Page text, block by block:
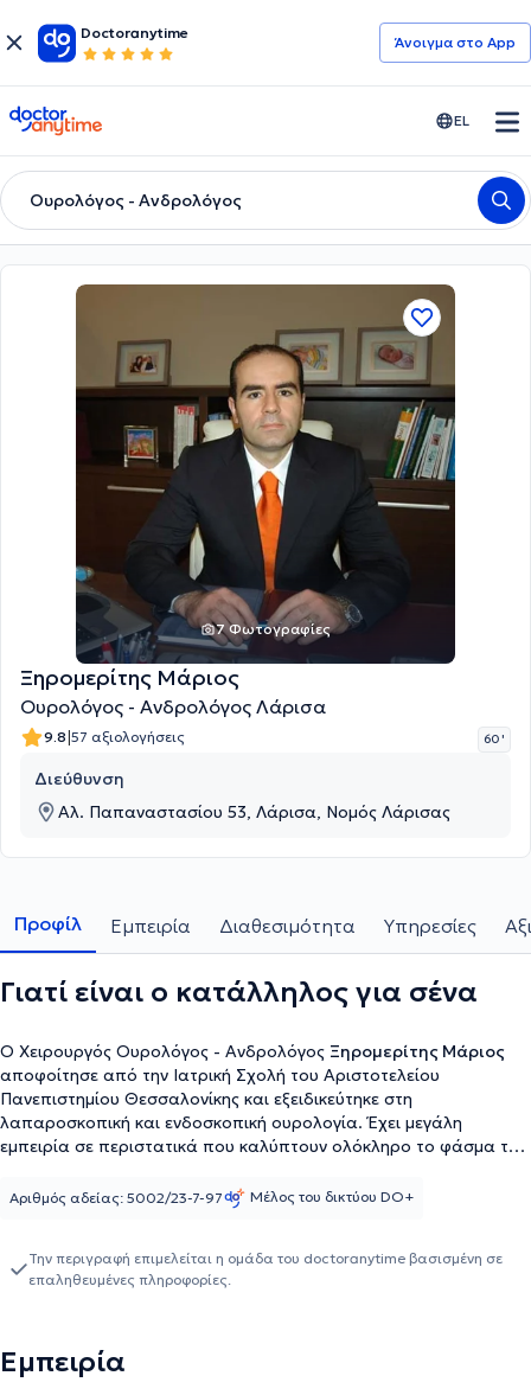
Doctoranytime
Άνοιγμα στο App
doctoranytime EL
Ουρολόγος - Ανδρολόγος
7 Φωτογραφίες
Ξηρομερίτης Μάριος
Ουρολόγος - Ανδρολόγος Λάρισα
9.8|57 αξιολογήσεις 60 '
Διεύθυνση
Αλ. Παπαναστασίου 53, Λάρισα, Νομός Λάρισας
Προφίλ Εμπειρία Διαθεσιμότητα Υπηρεσίες
Γιατί είναι ο κατάλληλος για σένα
Ο Χειρουργός Ουρολόγος - Ανδρολόγος Ξηρομερίτης Μάριος
αποφοίτησε από την Ιατρική Σχολή του Αριστοτελείου
Πανεπιστημίου Θεσσαλονίκης και εξειδικεύτηκε στη
λαπαροσκοπική και ενδοσκοπική ουρολογία. Έχει μεγάλη
εμπειρία σε περιστατικά που καλύπτουν ολόκληρο το φάσμα της
σύνθετα περιστατικά, όπως περιστατικά επανορθωτικής
στο ιδιωτικό του ιατρείο, σε ένα χώρο σύγχρονο και πλήρως
εξοπλισμένο, παρέχοντας εξατομικευμένη ιατρική βοήθεια.
ΕUROMEDICA - Θεοτόκος στη Λάρισα και μέλος της Ευρωπαϊκής
Ουρολογικής Εταιρίας, της International Continence Society και
Αριθμός αδείας: 5002/23-7-97 Μέλος του δικτύου DO+
Την περιγραφή επιμελείται η ομάδα του doctoranytime βασισμένη σε
επαληθευμένες πληροφορίες.
Εμπειρία